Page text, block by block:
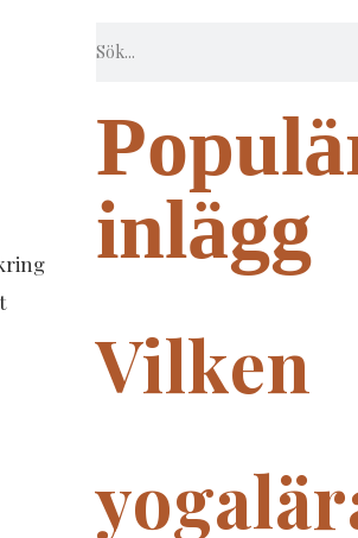
inlägg
Vilken